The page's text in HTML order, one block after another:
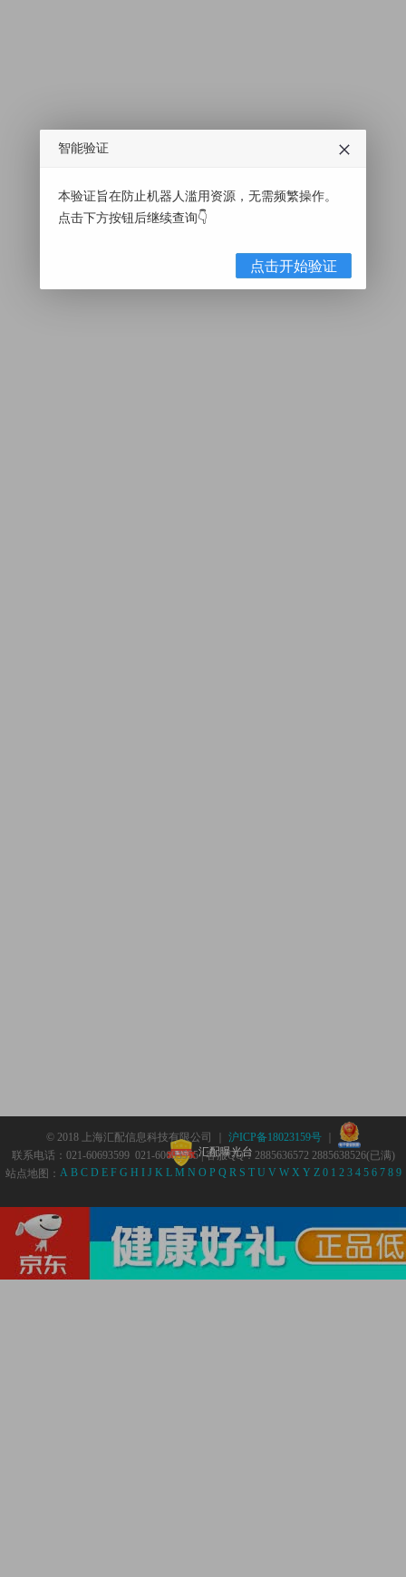
© 2018 上海汇配信息科技有限公司 ｜ 沪ICP备18023159号｜
汇配曝光台
联系电话：021-60693599 021-60693555 | 客服QQ：2885636572 2885638526(已满)
站点地图： A B C D E F G H I J K L M N O P Q R S T U V W X Y Z 0 1 2 3 4 5 6 7 8 9
智能验证
本验证旨在防止机器人滥用资源，无需频繁操作。
点击下方按钮后继续查询👇
点击开始验证